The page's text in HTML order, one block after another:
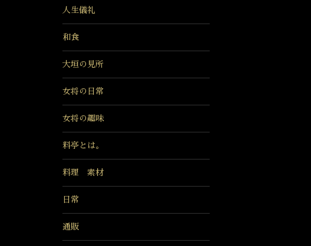
人生儀礼
和食
大垣の見所
女将の日常
女将の趣味
料亭とは。
料理 素材
日常
通販